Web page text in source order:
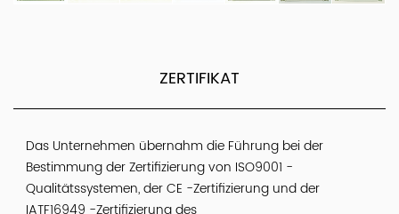
ZERTIFIKAT
Das Unternehmen übernahm die Führung bei der
Bestimmung der Zertifizierung von ISO9001 -
Qualitätssystemen, der CE -Zertifizierung und der